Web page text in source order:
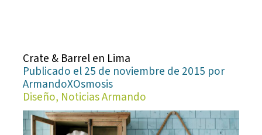
Crate & Barrel en Lima
Publicado el 25 de noviembre de 2015 por
ArmandoXOsmosis
Diseño, Noticias Armando